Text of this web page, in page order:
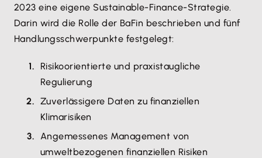
2023 eine eigene Sustainable-Finance-Strategie.
Darin wird die Rolle der BaFin beschrieben und fünf
Handlungsschwerpunkte festgelegt:
Risikoorientierte und praxistaugliche
Regulierung
Zuverlässigere Daten zu finanziellen
Klimarisiken
Angemessenes Management von
umweltbezogenen finanziellen Risiken